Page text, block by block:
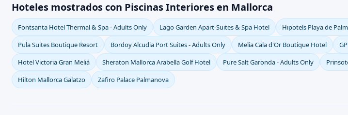
Hoteles mostrados con Piscinas Interiores en Mallorca
Fontsanta Hotel Thermal & Spa - Adults Only Lago Garden Apart-Suites & Spa Hotel Hipotels Playa de
Pula Suites Boutique Resort
Bordoy Alcudia Port Suites - Adults Only Melia Cala d'Or Boutique Hotel
Hotel Victoria Gran Meliá
Sheraton Mallorca Arabella Golf Hotel Pure Salt Garonda - Adults Only
Hilton Mallorca Galatzo
Zafiro Palace Palmanova